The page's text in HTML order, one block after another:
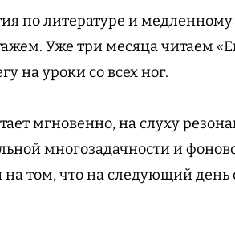
по литературе и
Уже три месяца читаем
на уроки со всех ног.
мгновенно, на слуху
многозадачности и
том, что на следующий